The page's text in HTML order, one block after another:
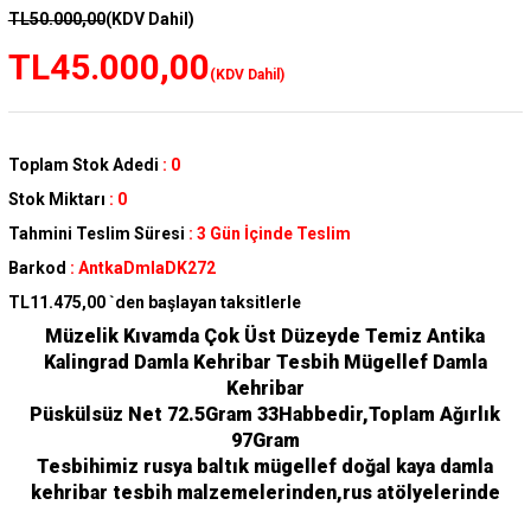
TL50.000,00(KDV Dahil)
TL45.000,00(KDV Dahil)
Toplam Stok Adedi : 0
Stok Miktarı : 0
Tahmini Teslim Süresi : 3 Gün İçinde Teslim
Barkod : AntkaDmlaDK272
TL11.475,00 `den başlayan taksitlerle
Müzelik Kıvamda Çok Üst Düzeyde Temiz Antika
Kalingrad Damla Kehribar Tesbih Mügellef Damla
Kehribar
Püskülsüz Net 72.5Gram 33Habbedir,Toplam Ağırlık
97Gram
Tesbihimiz rusya baltık mügellef doğal kaya damla
kehribar tesbih malzemelerinden,rus atölyelerinde